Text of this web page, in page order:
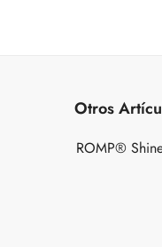
Otros
ROMP®